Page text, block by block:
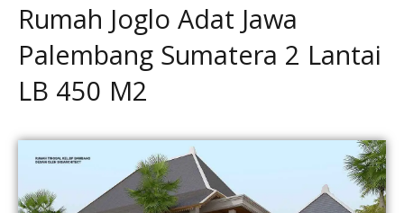
Rumah Joglo Adat Jawa
Palembang Sumatera 2 Lantai
LB 450 M2